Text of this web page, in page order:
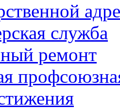
служба
ремонт